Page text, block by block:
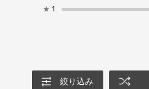
★ 1
絞り込み